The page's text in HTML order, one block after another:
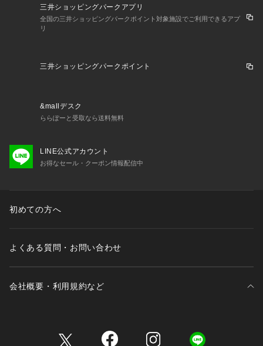
ポケット : あり三井ショッピングパークアプリ
全国の三井ショッピングパークポイント対象施設でご利用できるアプ
リ
三井ショッピングパークポイント
&mallデスク
ららぽーと受取なら送料無料
LINE公式アカウント
お得なセール・クーポン情報配信中
初めての方へ
よくある質問・お問い合わせ
会社概要・利用規約など